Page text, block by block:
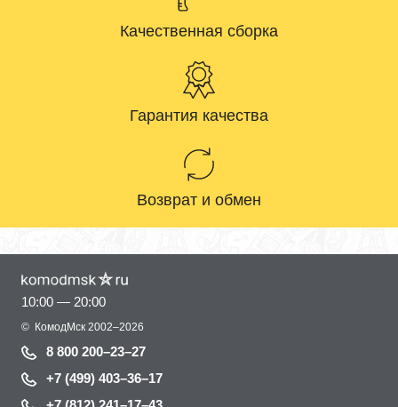
Качественная сборка
Гарантия качества
Возврат и обмен
10:00 — 20:00
© КомодМск 2002–2026
8 800 200–23–27
+7 (499) 403–36–17